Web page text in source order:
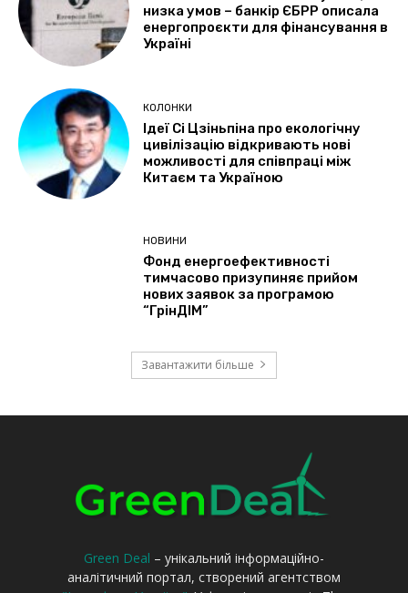
Green Deal – унікальний інформаційно-
аналітичний портал, створений агентством